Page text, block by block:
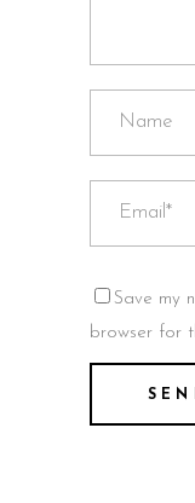
Save my
browser for